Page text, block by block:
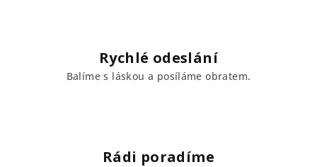
Rychlé odeslání
Balíme s láskou a posíláme obratem.
Rádi poradíme